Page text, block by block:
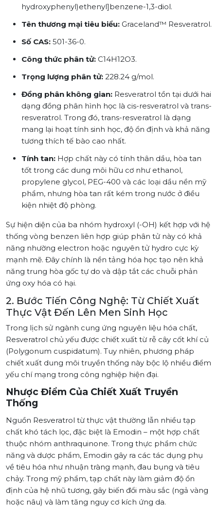
hydroxyphenyl)ethenyl]benzene-1,3-diol.
Tên thương mại tiêu biểu: Graceland™ Resveratrol.
Số CAS: 501-36-0.
Công thức phân tử: C14​H12​O3​.
Trọng lượng phân tử: 228.24 g/mol.
Đồng phân không gian: Resveratrol tồn tại dưới hai
dạng đồng phân hình học là cis-resveratrol và trans-
resveratrol. Trong đó, trans-resveratrol là dạng
mang lại hoạt tính sinh học, độ ổn định và khả năng
tương thích tế bào cao nhất.
Tính tan: Hợp chất này có tính thân dầu, hòa tan
tốt trong các dung môi hữu cơ như ethanol,
propylene glycol, PEG-400 và các loại dầu nền mỹ
phẩm, nhưng hòa tan rất kém trong nước ở điều
kiện nhiệt độ phòng.
Sự hiện diện của ba nhóm hydroxyl (-OH) kết hợp với hệ
thống vòng benzen liên hợp giúp phân tử này có khả
năng nhường electron hoặc nguyên tử hydro cực kỳ
mạnh mẽ. Đây chính là nền tảng hóa học tạo nên khả
năng trung hòa gốc tự do và dập tắt các chuỗi phản
ứng oxy hóa có hại.
2. Bước Tiến Công Nghệ: Từ Chiết Xuất
Thực Vật Đến Lên Men Sinh Học
Trong lịch sử ngành cung ứng nguyên liệu hóa chất,
Resveratrol chủ yếu được chiết xuất từ rễ cây cốt khí củ
(Polygonum cuspidatum). Tuy nhiên, phương pháp
chiết xuất dung môi truyền thống này bộc lộ nhiều điểm
yếu chí mạng trong công nghiệp hiện đại.
Nhược Điểm Của Chiết Xuất Truyền
Thống
Nguồn Resveratrol từ thực vật thường lẫn nhiều tạp
chất khó tách lọc, đặc biệt là Emodin – một hợp chất
thuộc nhóm anthraquinone. Trong thực phẩm chức
năng và dược phẩm, Emodin gây ra các tác dụng phụ
về tiêu hóa như nhuận tràng mạnh, đau bụng và tiêu
chảy. Trong mỹ phẩm, tạp chất này làm giảm độ ổn
định của hệ nhũ tương, gây biến đổi màu sắc (ngả vàng
hoặc nâu) và làm tăng nguy cơ kích ứng da.